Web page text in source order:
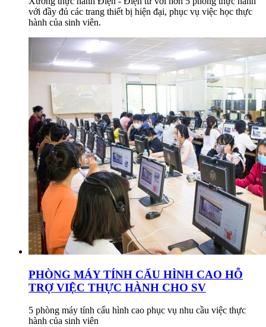
với đầy đủ các trang thiết bị hiện đại, phục vụ việc học thực
hành của sinh viên.
PHÒNG MÁY TÍNH CẤU HÌNH CAO HỖ
TRỢ VIỆC THỰC HÀNH CHO SV
5 phòng máy tính cấu hình cao phục vụ nhu cầu việc thực
hành của sinh viên